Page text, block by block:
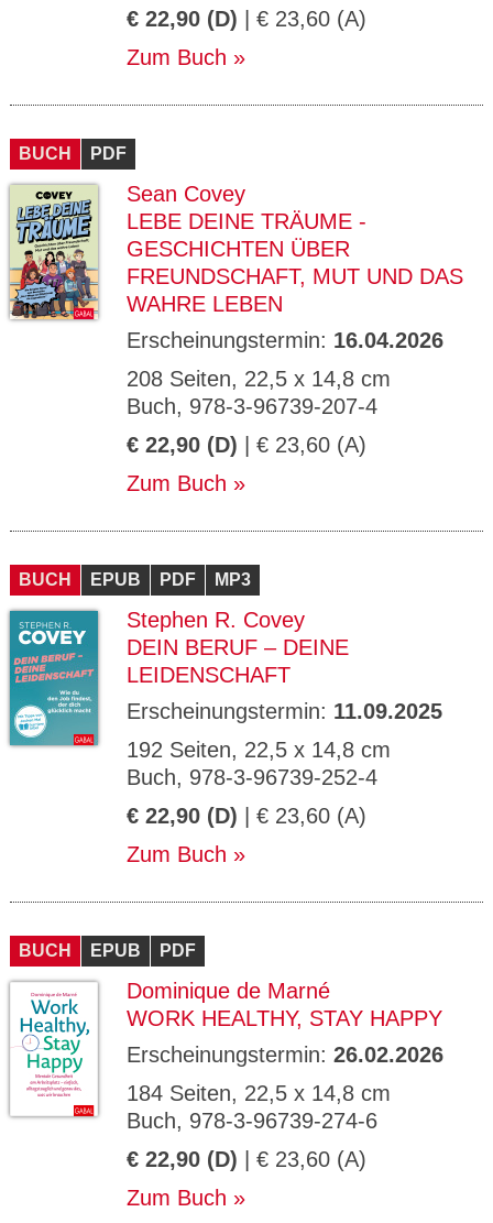
€ 22,90 (D) | € 23,60 (A)
Zum Buch
BUCH PDF
Sean Covey
LEBE DEINE TRÄUME -
GESCHICHTEN ÜBER
FREUNDSCHAFT, MUT UND DAS
WAHRE LEBEN
Erscheinungstermin: 16.04.2026
208 Seiten, 22,5 x 14,8 cm
Buch, 978-3-96739-207-4
€ 22,90 (D) | € 23,60 (A)
Zum Buch
BUCH EPUB PDF MP3
Stephen R. Covey
DEIN BERUF – DEINE
LEIDENSCHAFT
Erscheinungstermin: 11.09.2025
192 Seiten, 22,5 x 14,8 cm
Buch, 978-3-96739-252-4
€ 22,90 (D) | € 23,60 (A)
Zum Buch
BUCH EPUB PDF
Dominique de Marné
WORK HEALTHY, STAY HAPPY
Erscheinungstermin: 26.02.2026
184 Seiten, 22,5 x 14,8 cm
Buch, 978-3-96739-274-6
€ 22,90 (D) | € 23,60 (A)
Zum Buch